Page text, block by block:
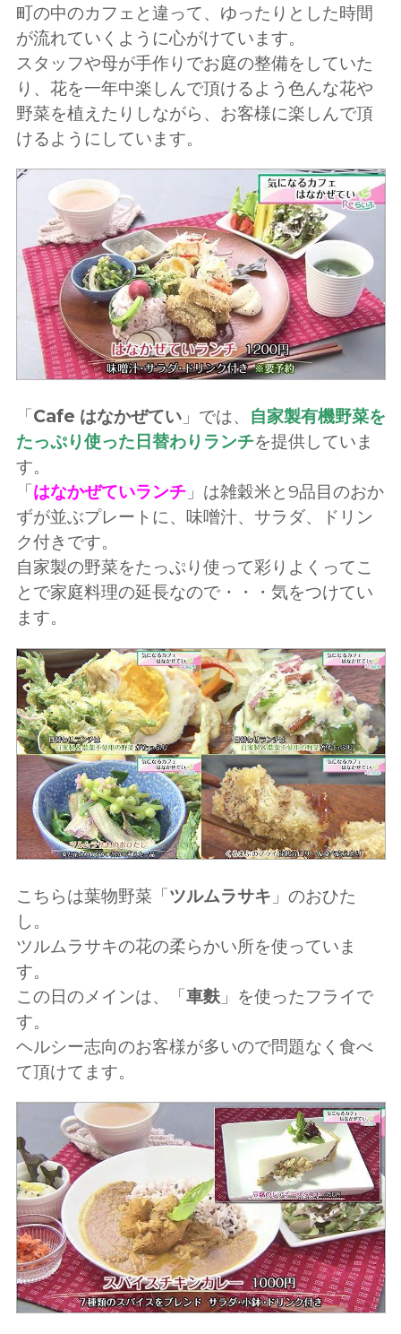
町の中のカフェと違って、ゆったりとした時間
が流れていくように心がけています。
スタッフや母が手作りでお庭の整備をしていた
り、花を一年中楽しんで頂けるよう色んな花や
野菜を植えたりしながら、お客様に楽しんで頂
けるようにしています。
「Cafe はなかぜてい」では、
自家製有機野菜を
たっぷり使った日替わりランチを提供していま
す。
「はなかぜていランチ」は雑穀米と9品目のおか
ずが並ぶプレートに、味噌汁、サラダ、ドリン
ク付きです。
自家製の野菜をたっぷり使って彩りよくってこ
とで家庭料理の延長なので・・・気をつけてい
ます。
こちらは葉物野菜「ツルムラサキ 」のおひた
し。
ツルムラサキの花の柔らかい所を使っていま
す。
この日のメインは、「車麩」を使ったフライで
す。
ヘルシー志向のお客様が多いので問題なく食べ
て頂けてます。